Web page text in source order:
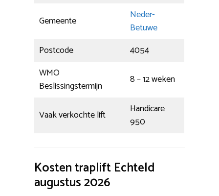
Gemeente
Neder-
Betuwe
Postcode
4054
WMO
Beslissingstermijn
8 – 12 weken
Vaak verkochte lift
Handicare
950
Kosten traplift Echteld
augustus 2026